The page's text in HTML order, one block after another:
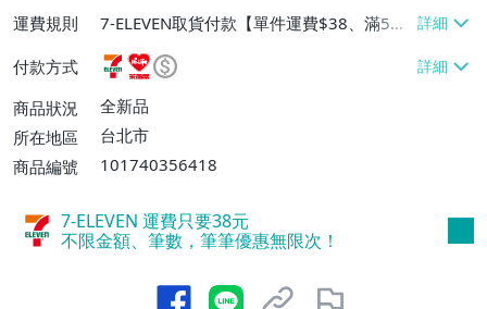
運費規則
7-ELEVEN取貨付款【單件運費$38、滿5件
或消費滿$1298免運費】、7-ELEVEN取貨
不付款【免運費】、萊爾富取貨付款【單件
運費$60、滿5件或消費滿$1298免運
費】、宅配/貨運【單件運費$120、滿5件
付款方式
商品狀況
全新品
所在地區
台北市
商品編號
101740356418
7-ELEVEN 運費只要38元
不限金額、筆數，筆筆優惠無限次！